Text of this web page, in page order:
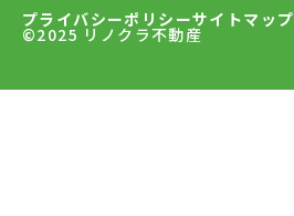
プライバシーポリシーサイトマップ
©2025 リノクラ不動産